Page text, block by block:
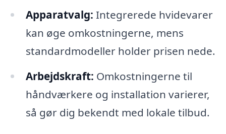
Apparatvalg: Integrerede hvidevarer
kan øge omkostningerne, mens
standardmodeller holder prisen nede.
Arbejdskraft: Omkostningerne til
håndværkere og installation varierer,
så gør dig bekendt med lokale tilbud.